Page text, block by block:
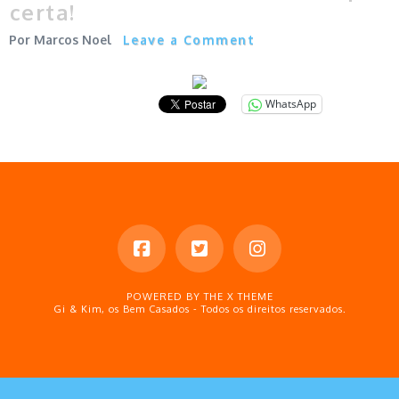
certa!
Marcos Noel Leave a Comment
WhatsApp
POWERED BY THE X THEME
Gi & Kim, os Bem Casados - Todos os direitos reservados.